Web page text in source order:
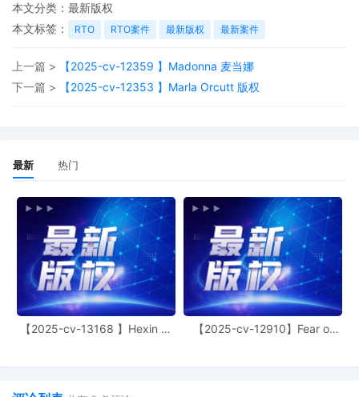
本文分类： 最新版权
本文标签：
RTO RTO案件 最新版权 最新案件
上一篇 >
【2025-cv-12359 】Madonna 麦当娜
下一篇 >
【2025-cv-12353 】Marla Orcutt 版权
最新 热门
【2025-cv-13168 】Hexin 塑
【2025-cv-12910】Fear of